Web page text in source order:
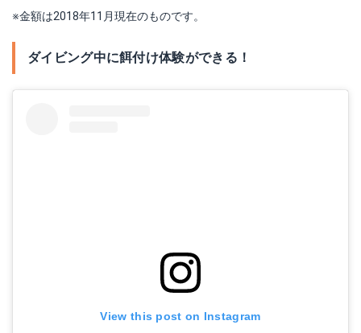
※金額は2018年11月現在のものです。
ダイビング中に餌付け体験ができる！
View this post on Instagram